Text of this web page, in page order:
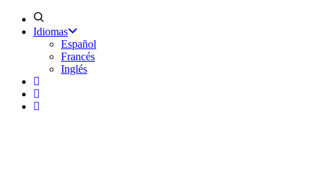
Idiomas
Español
Francés
Inglés